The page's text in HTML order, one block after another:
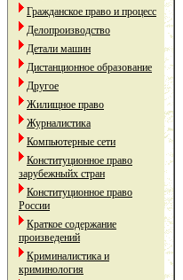
Гражданское право и процесс
Делопроизводство
Детали машин
Дистанционное образование
Другое
Жилищное право
Журналистика
Компьютерные сети
Конституционное право
зарубежныйх стран
Конституционное право
России
Краткое содержание
произведений
Криминалистика и
криминология